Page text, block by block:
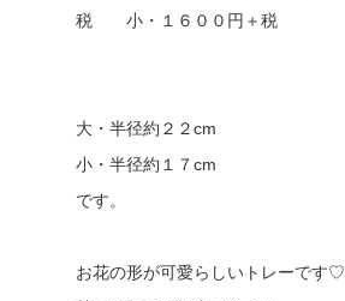
税 小・１６００円＋税
大・半径約２２cm
小・半径約１７cm
です。
お花の形が可愛らしいトレーです♡